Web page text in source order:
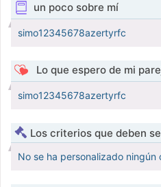
un poco sobre mí
simo12345678azertyrfc
Lo que espero de mi
simo12345678azertyrfc
Los criterios que deben
No se ha personalizado ningún